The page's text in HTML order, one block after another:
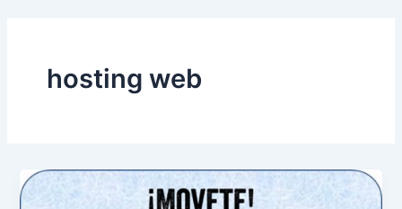
hosting web